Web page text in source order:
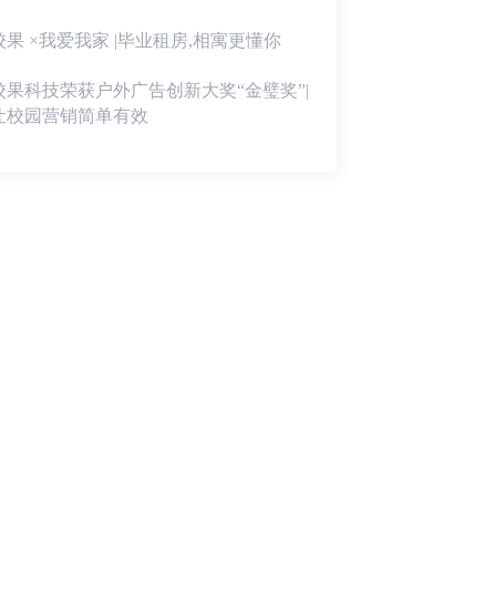
果 ×我爱我家 |毕业租房,相寓更懂你
果科技荣获户外广告创新大奖“金璧奖”|
校园营销简单有效